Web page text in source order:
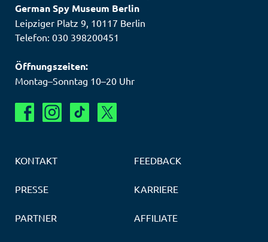
German Spy Museum Berlin
Leipziger Platz 9, 10117 Berlin
Telefon: 030 398200451
Öffnungszeiten:
Montag–Sonntag 10–20 Uhr
KONTAKT FEEDBACK
PRESSE KARRIERE
PARTNER AFFILIATE